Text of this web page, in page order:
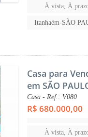
À vista, À
Itanhaém-SÃO
Casa para
em SÃO
Casa - Ref.: V080
R$ 680.000,00
À vista, À